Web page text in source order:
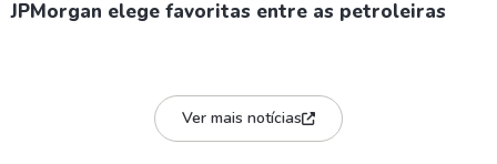
JPMorgan elege favoritas entre as petroleiras
Ver mais notícias